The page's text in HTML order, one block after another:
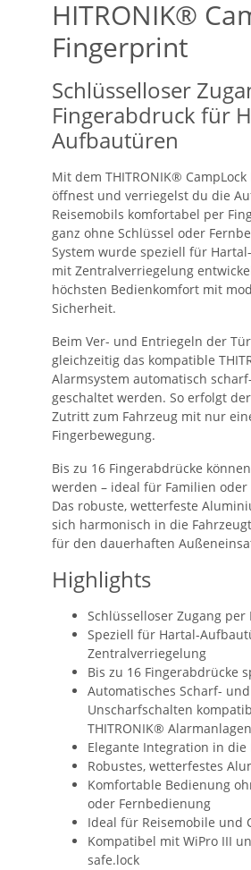
HITRONIK®
Fingerprint
Schlüsselloser
Fingerabdruck für
Aufbautüren
Mit dem THITRONIK®
öffnest und verriegelst du die
Reisemobils komfortabel per
ganz ohne Schlüssel oder
System wurde speziell für
mit Zentralverriegelung
höchsten Bedienkomfort mit
Sicherheit.
Beim Ver- und Entriegeln der
gleichzeitig das kompatible
Alarmsystem automatisch
geschaltet werden. So erfolgt
Zutritt zum Fahrzeug mit nur
Fingerbewegung.
Bis zu 16 Fingerabdrücke
werden – ideal für Familien oder
Das robuste, wetterfeste
sich harmonisch in die
für den dauerhaften
Highlights
Schlüsselloser Zugang
Speziell für Hartal-
Zentralverriegelung
Bis zu 16 Fingerabdrücke
Automatisches Scharf- und
Unscharfschalten
THITRONIK® Alarmanlagen
Elegante Integration in die
Robustes, wetterfestes
Komfortable Bedienung
oder Fernbedienung
Ideal für Reisemobile und
Kompatibel mit WiPro III
safe.lock